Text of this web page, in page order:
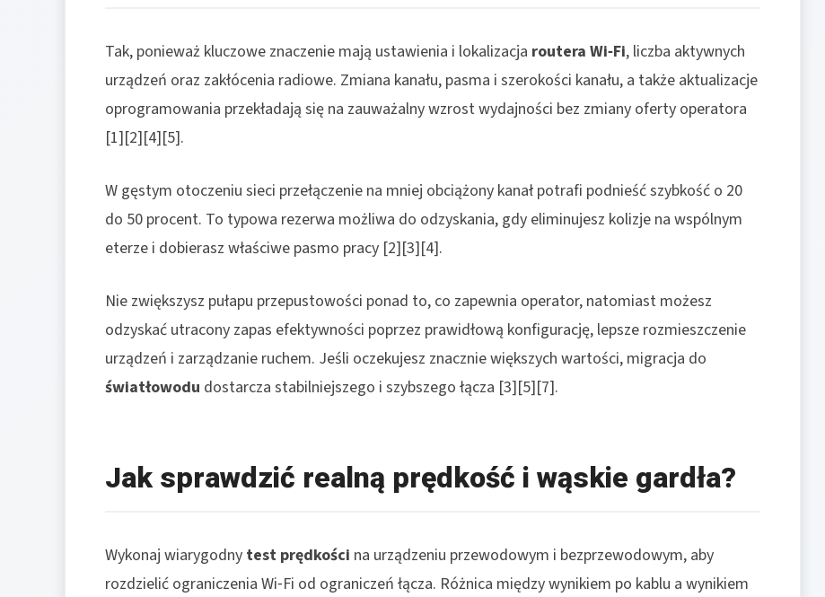
Tak, ponieważ kluczowe znaczenie mają ustawienia i lokalizacja routera Wi‑Fi, liczba aktywnych
urządzeń oraz zakłócenia radiowe. Zmiana kanału, pasma i szerokości kanału, a także aktualizacje
oprogramowania przekładają się na zauważalny wzrost wydajności bez zmiany oferty operatora
[1][2][4][5].
W gęstym otoczeniu sieci przełączenie na mniej obciążony kanał potrafi podnieść szybkość o 20
do 50 procent. To typowa rezerwa możliwa do odzyskania, gdy eliminujesz kolizje na wspólnym
eterze i dobierasz właściwe pasmo pracy [2][3][4].
Nie zwiększysz pułapu przepustowości ponad to, co zapewnia operator, natomiast możesz
odzyskać utracony zapas efektywności poprzez prawidłową konfigurację, lepsze rozmieszczenie
urządzeń i zarządzanie ruchem. Jeśli oczekujesz znacznie większych wartości, migracja do
światłowodu dostarcza stabilniejszego i szybszego łącza [3][5][7].
Jak sprawdzić realną prędkość i wąskie gardła?
Wykonaj wiarygodny test prędkości na urządzeniu przewodowym i bezprzewodowym, aby
rozdzielić ograniczenia Wi‑Fi od ograniczeń łącza. Różnica między wynikiem po kablu a wynikiem